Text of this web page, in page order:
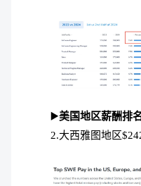
▶️美国地区薪酬排名
2.大西雅图地区